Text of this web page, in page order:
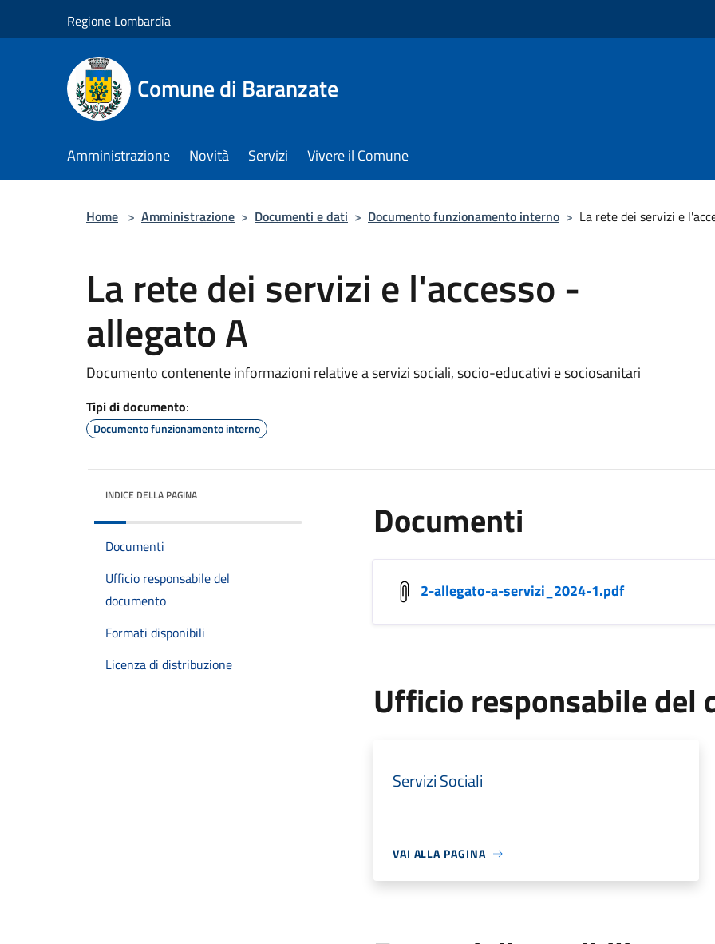
Regione Lombardia
Comune di Baranzate
Amministrazione Novità Servizi Vivere il Comune
Home > Amministrazione > Documenti e dati > Documento funzionamento interno > La rete dei servizi e
La rete dei servizi e l'accesso -
allegato A
Documento contenente informazioni relative a servizi sociali, socio-educativi e sociosanitari
Tipi di documento:
Documento funzionamento interno
INDICE DELLA PAGINA
Documenti
Ufficio responsabile del
documento
Formati disponibili
Licenza di distribuzione
Documenti
2-allegato-a-servizi_2024-1.pdf
Ufficio responsabile del
Servizi Sociali
VAI ALLA PAGINA